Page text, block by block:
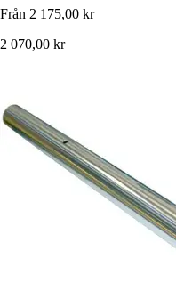
Från 2 175,00 kr
2 070,00 kr